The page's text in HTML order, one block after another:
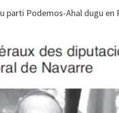
parti Podemos-Ahal dugu en